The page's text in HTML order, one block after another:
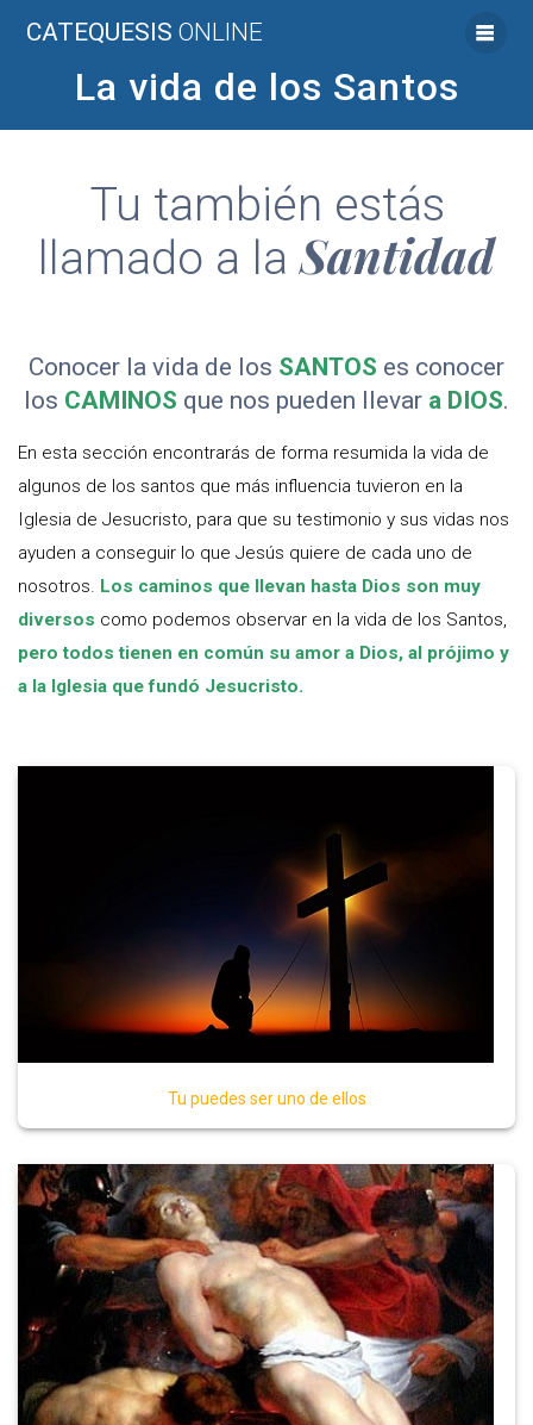
CATEQUESIS ONLINE
La vida de los Santos
Tu también estás
llamado a laSantidad
Conocer la vida de los SANTOS es conocer
los CAMINOS que nos pueden llevar a DIOS.
En esta sección encontrarás de forma resumida la vida de
algunos de los santos que más influencia tuvieron en la
Iglesia de Jesucristo, para que su testimonio y sus vidas nos
ayuden a conseguir lo que Jesús quiere de cada uno de
nosotros. Los caminos que llevan hasta Dios son muy
diversos como podemos observar en la vida de los Santos,
pero todos tienen en común su amor a Dios, al prójimo y
a la Iglesia que fundó Jesucristo.
Tu puedes ser uno de ellos